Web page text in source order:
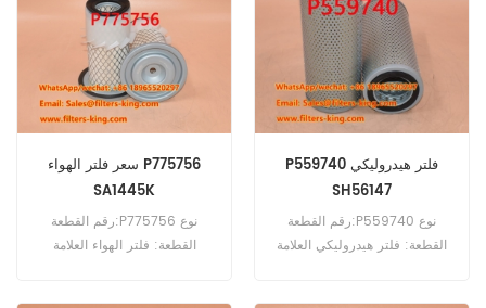
سعر فلتر الهواء P775756
SA1445K
رقم القطعة:P775756 نوع
القطعة: فلتر الهواء العلامة
P559740 فلتر هيدروليكي
SH56147
رقم القطعة:P559740 نوع
القطعة: فلتر هيدروليكي العلامة